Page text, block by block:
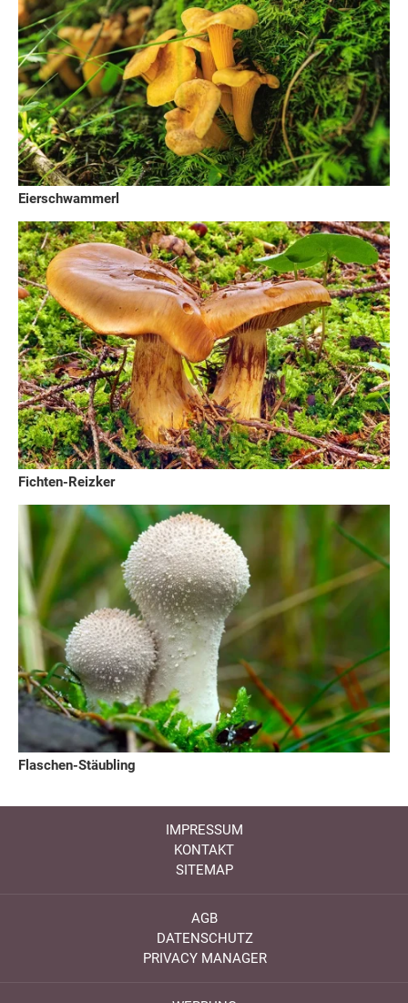
Eierschwammerl
Fichten-Reizker
Flaschen-Stäubling
IMPRESSUM
KONTAKT
SITEMAP
AGB
DATENSCHUTZ
PRIVACY MANAGER